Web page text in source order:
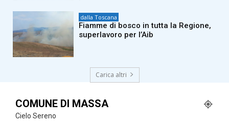
dalla Toscana
Fiamme di bosco in tutta la Regione,
superlavoro per l’Aib
Carica altri
COMUNE DI MASSA
Cielo Sereno